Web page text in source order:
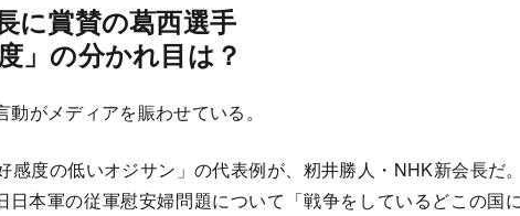
に賞賛の葛西選手
」の分かれ目は？
がメディアを賑わせている。
度の低いオジサン」の代表例が、籾井勝人・NHK新会長だ
本軍の従軍慰安婦問題について「戦争をしているどこの国